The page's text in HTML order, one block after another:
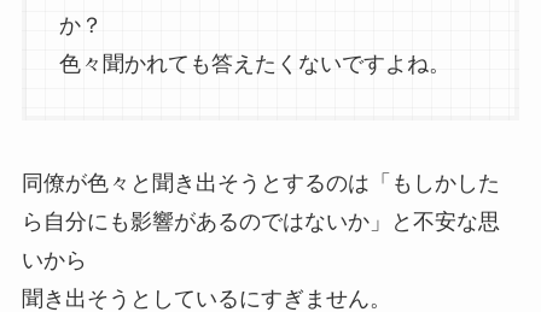
か？
色々聞かれても答えたくないですよね。
同僚が色々と聞き出そうとするのは「もしかした
ら自分にも影響があるのではないか」と不安な思
いから
聞き出そうとしているにすぎません。